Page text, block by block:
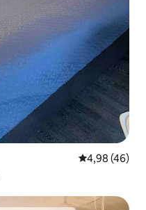
Vidutinis
4,98 (46)